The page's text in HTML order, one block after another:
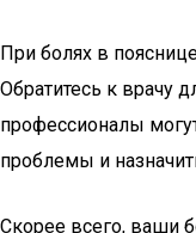
При болях в
Обратитесь к врачу
профессионалы
проблемы и
Скорее всего, ваши